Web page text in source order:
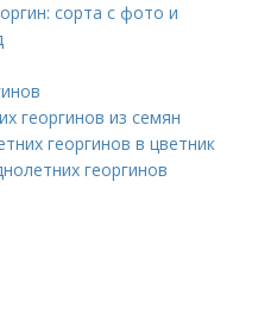
сорта с фото и
георгинов из семян
георгинов в цветник
георгинов